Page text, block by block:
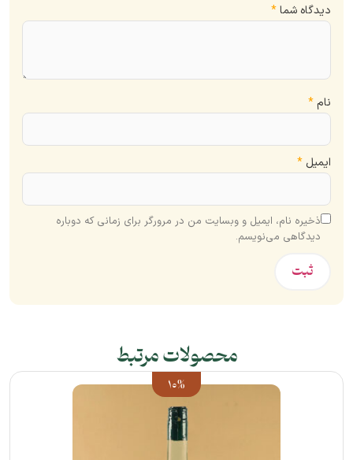
دیدگاه شما*
نام *
ایمیل *
ذخیره نام، ایمیل و وبسایت من در مرورگر برای زمانی که دوباره
دیدگاهی می‌نویسم.
محصولات مرتبط
10%